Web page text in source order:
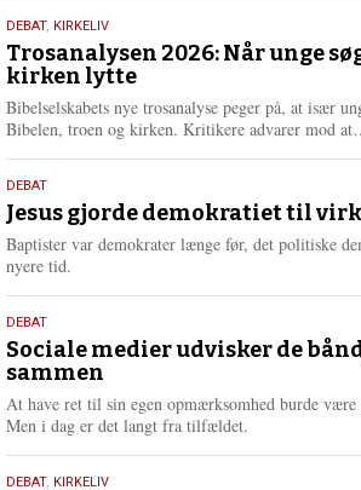
2.
juni
2026
DEBAT, KIRKELIV
Trosanalysen 2026: Når unge
kirken lytte
Bibelselskabets nye trosanalyse peger på, at især
Bibelen, troen og kirken. Kritikere advarer mod
18.
maj
2026
DEBAT
Jesus gjorde demokratiet til
Baptister var demokrater længe før, det politiske
nyere tid.
18.
maj
2026
DEBAT
Sociale medier udvisker de
sammen
At have ret til sin egen opmærksomhed burde
Men i dag er det langt fra tilfældet.
DEBAT, KIRKELIV